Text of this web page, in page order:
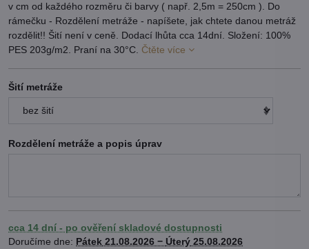
v cm od každého rozměru či barvy ( např. 2,5m = 250cm ). Do
rámečku - Rozdělení metráže - napíšete, jak chtete danou metráž
rozdělit!! Šití není v ceně. Dodací lhůta cca 14dní. Složení: 100%
PES 203g/m2. Praní na 30°C. Čtěte více
Šití metráže
Rozdělení metráže a popis úprav
cca 14 dní - po ověření skladové dostupnosti
Doručíme dne: Pátek 21.08.2026 − Úterý 25.08.2026